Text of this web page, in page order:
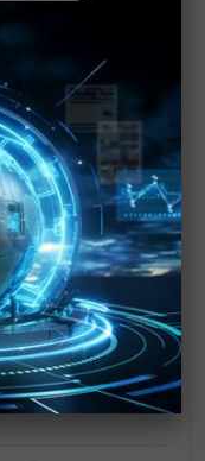
核電廠情況仍非
相繼宣布減產
圓
期且災難性的
當於23年的廢棄